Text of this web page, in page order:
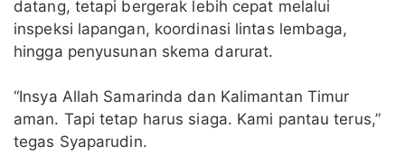
datang, tetapi bergerak lebih cepat melalui
inspeksi lapangan, koordinasi lintas lembaga,
hingga penyusunan skema darurat.
“Insya Allah Samarinda dan Kalimantan Timur
aman. Tapi tetap harus siaga. Kami pantau terus,”
tegas Syaparudin.